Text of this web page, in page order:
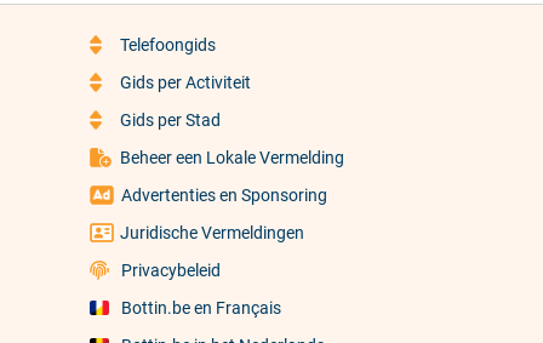
Telefoongids
Gids per Activiteit
Gids per Stad
Beheer een Lokale Vermelding
Advertenties en Sponsoring
Juridische Vermeldingen
Privacybeleid
Bottin.be en Français